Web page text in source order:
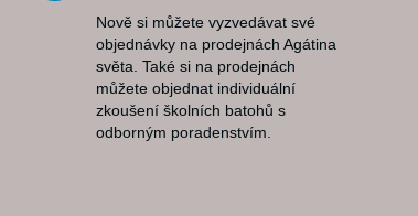
Nově si můžete vyzvedávat své
objednávky na prodejnách Agátina
světa. Také si na prodejnách
můžete objednat individuální
zkoušení školních batohů s
odborným poradenstvím.